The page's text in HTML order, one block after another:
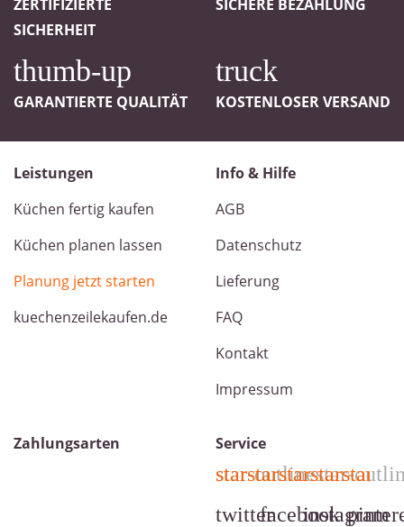
ZERTIFIZIERTE
SICHERHEIT
SICHERE BEZAHLUNG
GARANTIERTE QUALITÄT KOSTENLOSER VERSAND
Leistungen
Küchen fertig kaufen
Küchen planen lassen
Planung jetzt starten
kuechenzeilekaufen.de
Info & Hilfe
AGB
Datenschutz
Lieferung
FAQ
Kontakt
Impressum
Zahlungsarten Service